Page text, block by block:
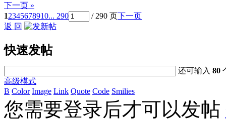
下一页 »
12345678910... 290 / 290 页下一页
返 回
快速发帖
还可输入80
高级模式
B Color Image Link Quote Code Smilies
您需要登录后才可以发帖